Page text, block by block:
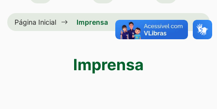
menu
[alt+2]
a
Rede
a
Rede
Social
a
Rede
Social
Página Inicial Imprensa
Imprensa